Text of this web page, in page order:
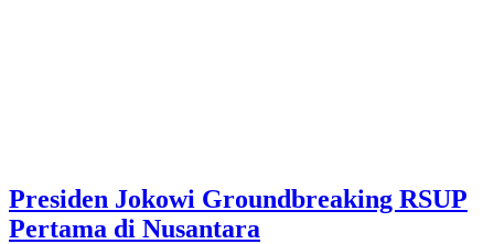
Presiden Jokowi Groundbreaking RSUP
Pertama di Nusantara